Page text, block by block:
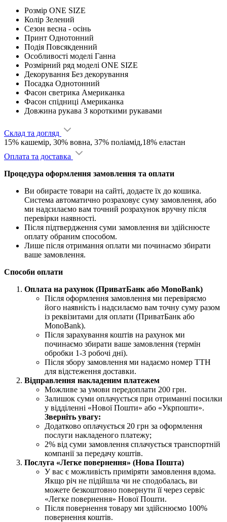
Розмір ONE SIZE
Колір Зелений
Сезон весна - ocінь
Принт Однотонний
Подія Повсякденний
Особливості моделі Ганна
Розмірний ряд моделі ONE SIZE
Декорування Без декорування
Посадка Однотонний
Фасон светрика Американка
Фасон спідниці Американка
Довжина рукава З короткими рукавами
Склад та догляд
15% кашемір, 30% вовна, 37% поліамід,18% еластан
Оплата та доставка
Процедура оформлення замовлення та оплати
Ви обираєте товари на сайті, додаєте їх до кошика.
Система автоматично розраховує суму замовлення, або
ми надсилаємо вам точний розрахунок вручну після
перевірки наявності.
Після підтвердження суми замовлення ви здійснюєте
оплату обраним способом.
Лише після отримання оплати ми починаємо збирати
ваше замовлення.
Способи оплати
Оплата на рахунок (ПриватБанк або MonoBank)
Після оформлення замовлення ми перевіряємо
його наявність і надсилаємо вам точну суму разом
із реквізитами для оплати (ПриватБанк або
MonoBank).
Після зарахування коштів на рахунок ми
починаємо збирати ваше замовлення (термін
обробки 1-3 робочі дні).
Після збору замовлення ми надаємо номер ТТН
для відстеження доставки.
Відправлення накладеним платежем
Можливе за умови передоплати 200 грн.
Залишок суми оплачується при отриманні посилки
у відділенні «Нової Пошти» або «Укрпошти».
Зверніть увагу:
Додатково оплачується 20 грн за оформлення
послуги накладеного платежу;
2% від суми замовлення сплачується транспортній
компанії за передачу коштів.
Послуга «Легке повернення» (Нова Пошта)
У вас є можливість приміряти замовлення вдома.
Якщо річ не підійшла чи не сподобалась, ви
можете безкоштовно повернути її через сервіс
«Легке повернення» Нової Пошти.
Після повернення товару ми здійснюємо 100%
повернення коштів.